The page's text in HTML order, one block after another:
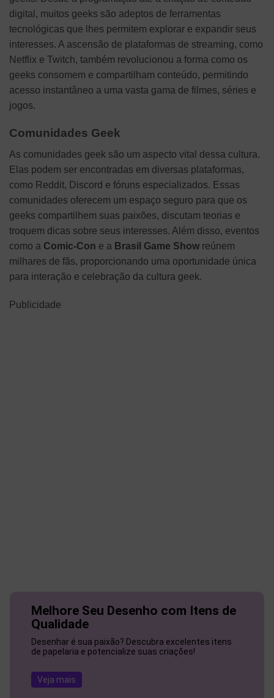
digital, muitos geeks são adeptos de ferramentas
tecnológicas que lhes permitem explorar e expandir seus
interesses. A ascensão de plataformas de streaming, como
Netflix e Twitch, também revolucionou a forma como os
geeks consomem e compartilham conteúdo, permitindo
acesso instantâneo a uma vasta gama de filmes, séries e
jogos.
Comunidades Geek
As comunidades geek são um aspecto vital dessa cultura.
Elas podem ser encontradas em diversas plataformas,
como Reddit, Discord e fóruns especializados. Essas
comunidades oferecem um espaço seguro para que os
geeks compartilhem suas paixões, discutam teorias e
troquem dicas sobre seus interesses. Além disso, eventos
como a Comic-Con e a Brasil Game Show reúnem
milhares de fãs, proporcionando uma oportunidade única
para interação e celebração da cultura geek.
Publicidade
Melhore Seu Desenho com Itens de
Qualidade
Desenhar é sua paixão? Descubra excelentes itens
de papelaria e potencialize suas criações!
Veja mais